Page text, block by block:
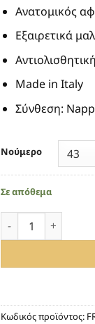
Ανατομικός
Εξαιρετικά
Made in Italy
Σύνθεση:
Νούμερο
Σε απόθεμα
ΑΝΔΡΙΚΑ ΛΕΥΚΑ
Κωδικός προϊόντος: